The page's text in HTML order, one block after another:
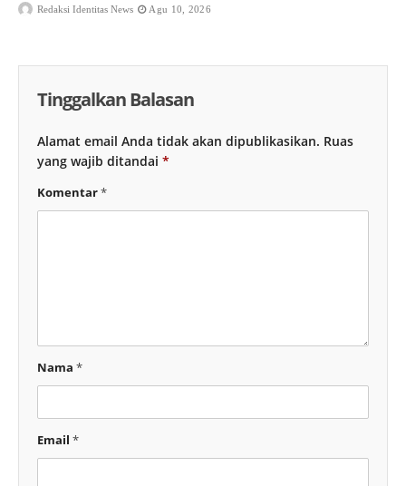
Redaksi Identitas News Agu 10, 2026
Tinggalkan Balasan
Alamat email Anda tidak akan dipublikasikan. Ruas
yang wajib ditandai *
Komentar*
Nama *
Email *